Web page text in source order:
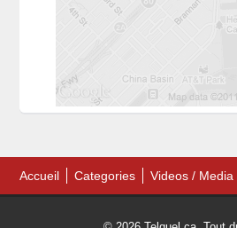
Accueil Categories Videos / Media